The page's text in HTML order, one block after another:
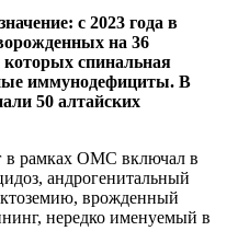
с 2023 года в
на 36
которых спинальная
иммунодефициты. В
50 алтайских
в рамках ОМС включал в
андрогенитальный
врожденный
нередко именуемый в